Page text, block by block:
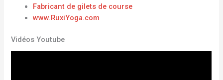
Fabricant de gilets de course
www.RuxiYoga.com
Vidéos Youtube